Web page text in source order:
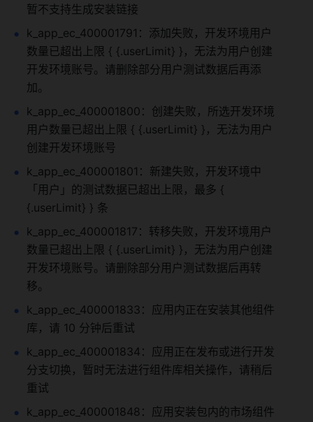
暂不支持生成安装链接
k_app_ec_400001791：添加失败，开发环境用户
数量已超出上限 { {.userLimit} }，无法为用户创建
开发环境账号。请删除部分用户测试数据后再添
加。
k_app_ec_400001800：创建失败，所选开发环境
用户数量已超出上限 { {.userLimit} }，无法为用户
创建开发环境账号
k_app_ec_400001801：新建失败，开发环境中
「用户」的测试数据已超出上限，最多 {
{.userLimit} } 条
k_app_ec_400001817：转移失败，开发环境用户
数量已超出上限 { {.userLimit} }，无法为用户创建
开发环境账号。请删除部分用户测试数据后再转
移。
k_app_ec_400001833：应用内正在安装其他组件
库，请 10 分钟后重试
k_app_ec_400001834：应用正在发布或进行开发
分支切换，暂时无法进行组件库相关操作，请稍后
重试
k_app_ec_400001848：应用安装包内的市场组件